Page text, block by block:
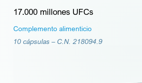
17.000 millones UFCs
Complemento alimenticio
10 cápsulas –C.N. 218094.9